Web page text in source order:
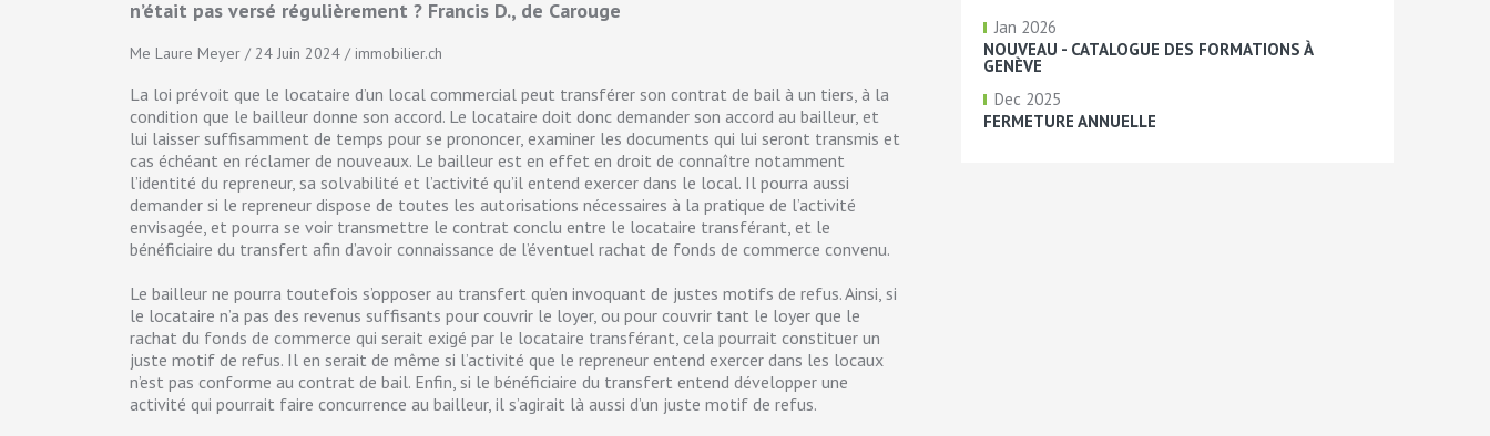
n’était pas versé régulièrement ? Francis D., de Carouge
Me Laure Meyer / 24 Juin 2024 / immobilier.ch
La loi prévoit que le locataire d’un local commercial peut transférer son contrat de bail à un tiers, à la
condition que le bailleur donne son accord. Le locataire doit donc demander son accord au bailleur, et
lui laisser suffisamment de temps pour se prononcer, examiner les documents qui lui seront transmis et
cas échéant en réclamer de nouveaux. Le bailleur est en effet en droit de connaître notamment
l’identité du repreneur, sa solvabilité et l’activité qu’il entend exercer dans le local. Il pourra aussi
demander si le repreneur dispose de toutes les autorisations nécessaires à la pratique de l’activité
envisagée, et pourra se voir transmettre le contrat conclu entre le locataire transférant, et le
bénéficiaire du transfert afin d’avoir connaissance de l’éventuel rachat de fonds de commerce convenu.
Le bailleur ne pourra toutefois s’opposer au transfert qu’en invoquant de justes motifs de refus. Ainsi, si
le locataire n’a pas des revenus suffisants pour couvrir le loyer, ou pour couvrir tant le loyer que le
rachat du fonds de commerce qui serait exigé par le locataire transférant, cela pourrait constituer un
juste motif de refus. Il en serait de même si l’activité que le repreneur entend exercer dans les locaux
n’est pas conforme au contrat de bail. Enfin, si le bénéficiaire du transfert entend développer une
activité qui pourrait faire concurrence au bailleur, il s’agirait là aussi d’un juste motif de refus.
Jan 2026
NOUVEAU - CATALOGUE DES FORMATIONS À
GENÈVE
Dec 2025
FERMETURE ANNUELLE